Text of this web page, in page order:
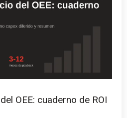
OEE: cuaderno de ROI